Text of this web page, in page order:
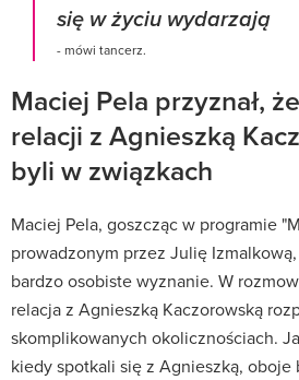
się w życiu wydarzają
- mówi tancerz.
Maciej Pela przyznał,
relacji z Agnieszką
byli w związkach
Maciej Pela, goszcząc w programie
prowadzonym przez Julię
bardzo osobiste wyznanie. W
relacja z Agnieszką Kaczorowską
skomplikowanych okolicznościach.
kiedy spotkali się z Agnieszką, oboje